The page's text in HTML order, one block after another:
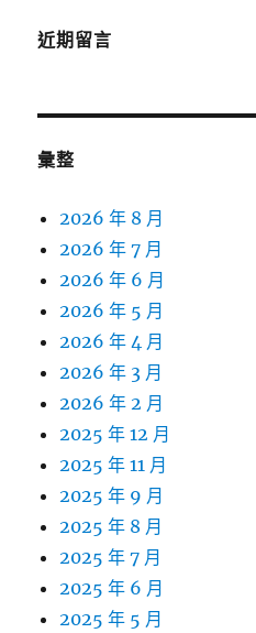
近期留言
彙整
2026 年 8 月
2026 年 7 月
2026 年 6 月
2026 年 5 月
2026 年 4 月
2026 年 3 月
2026 年 2 月
2025 年 12 月
2025 年 11 月
2025 年 9 月
2025 年 8 月
2025 年 7 月
2025 年 6 月
2025 年 5 月